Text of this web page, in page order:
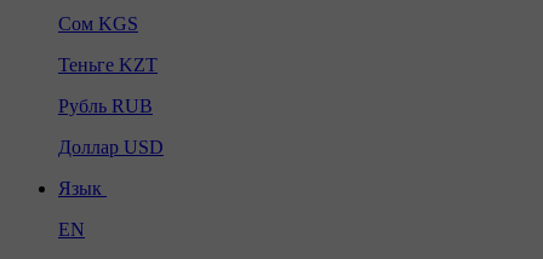
Сом KGS
Теньге KZT
Рубль RUB
Доллар USD
Язык
EN